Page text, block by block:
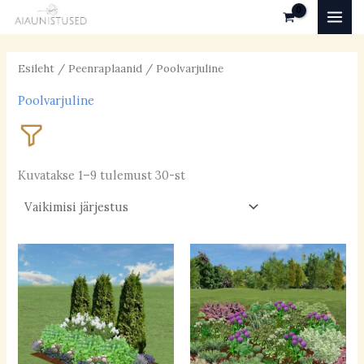
to
content
Esileht / Peenraplaanid / Poolvarjuline
Poolvarjuline
päikeseline (36)
poolvarjuline(27)
varjuline(5)
Kuvatakse 1–9 tulemust 30-st